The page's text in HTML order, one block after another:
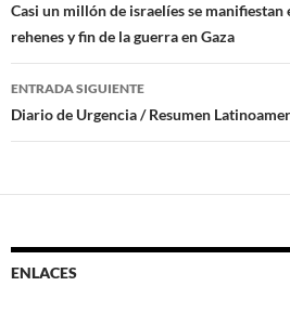
Navegación
de
entradas
Casi un millón de israelíes se
rehenes y fin de la guerra en Gaza
ENTRADA SIGUIENTE
Diario de Urgencia / Resumen
ENLACES